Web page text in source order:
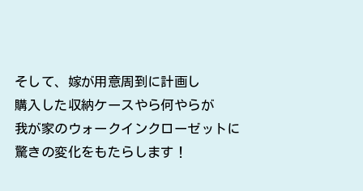
そして、嫁が用意周到に計画し
購入した収納ケースやら何やらが
我が家のウォークインクローゼットに
驚きの変化をもたらします！